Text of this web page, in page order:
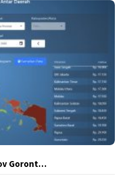
Goront…